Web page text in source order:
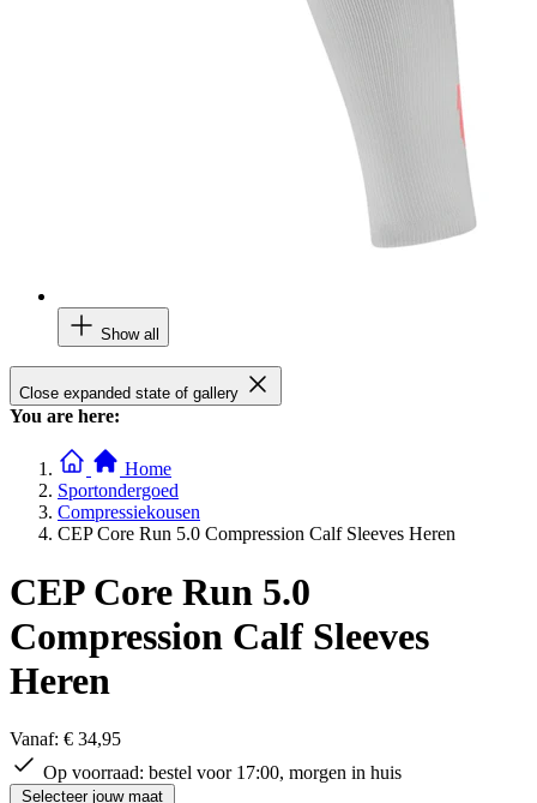
Show all
Close expanded state of gallery
You are here:
Home
Sportondergoed
Compressiekousen
CEP Core Run 5.0 Compression Calf Sleeves Heren
CEP Core Run 5.0
Compression Calf Sleeves
Heren
Vanaf: € 34,95
Op voorraad: bestel voor 17:00, morgen in huis
Selecteer jouw maat